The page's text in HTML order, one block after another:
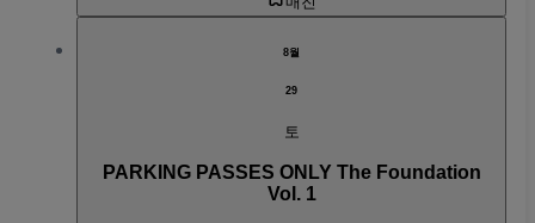
8월
29
토
PARKING PASSES ONLY The Foundation
Vol. 1